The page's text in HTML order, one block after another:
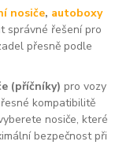
nosiče, autoboxy
správné řešení pro
přesně podle
(příčníky) pro vozy
kompatibilitě
nosiče, které
bezpečnost při